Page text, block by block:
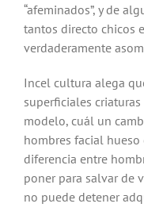
“afeminados”, y de
tantos directo chicos
verdaderamente
Incel cultura alega
superficiales
modelo, cuál un
hombres facial
diferencia entre
poner para salvar de
no puede detener